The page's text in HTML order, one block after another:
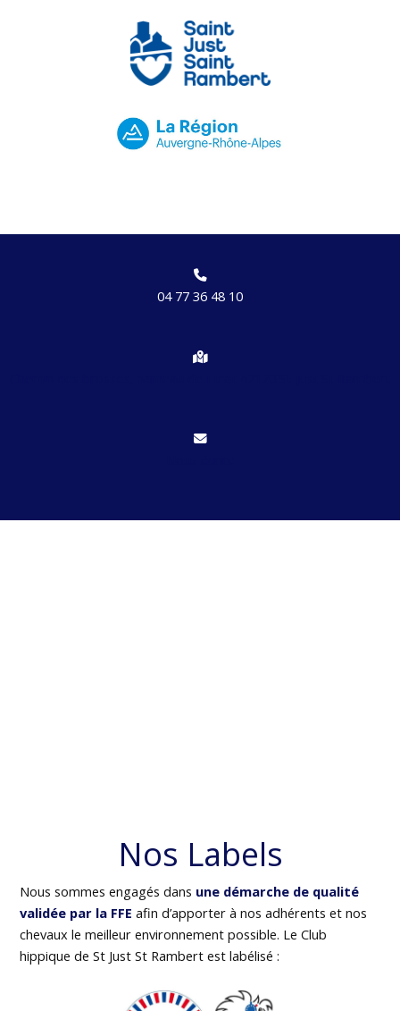
04 77 36 48 10
Nos Labels
Nous sommes engagés dans une démarche de qualité
validée par la FFE afin d’apporter à nos adhérents et nos
chevaux le meilleur environnement possible. Le Club
hippique de St Just St Rambert est labélisé :